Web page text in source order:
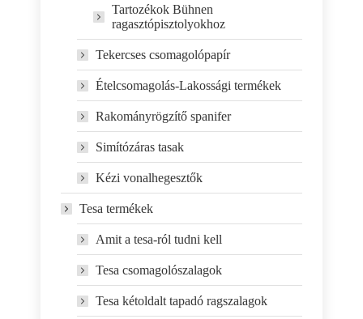
Tartozékok Bühnen
ragasztópisztolyokhoz
Tekercses csomagolópapír
Ételcsomagolás-Lakossági termékek
Rakományrögzítő spanifer
Simítózáras tasak
Kézi vonalhegesztők
Tesa termékek
Amit a tesa-ról tudni kell
Tesa csomagolószalagok
Tesa kétoldalt tapadó ragszalagok